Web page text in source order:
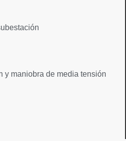
y maniobra de media tensión